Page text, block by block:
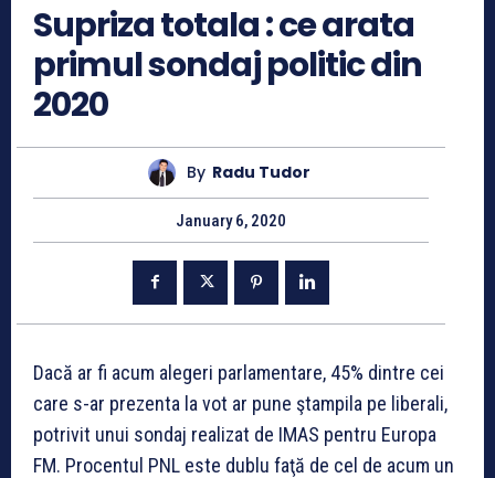
Supriza totala : ce arata
primul sondaj politic din
2020
By Radu Tudor
January 6, 2020
Dacă ar fi acum alegeri parlamentare, 45% dintre cei
care s-ar prezenta la vot ar pune ştampila pe liberali,
potrivit unui sondaj realizat de IMAS pentru Europa
FM. Procentul PNL este dublu faţă de cel de acum un